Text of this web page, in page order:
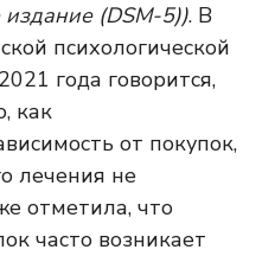
издание (DSM-5)). В
психологической
года говорится,
как
от покупок,
лечения не
отметила, что
часто возникает